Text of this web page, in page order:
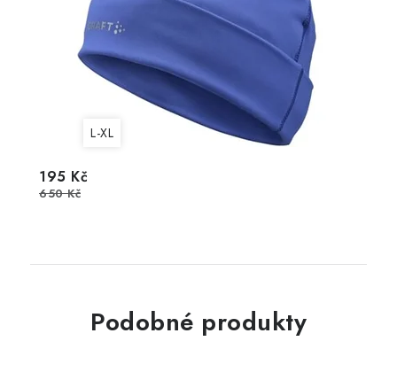
L-XL
195 Kč
650 Kč
Podobné produkty